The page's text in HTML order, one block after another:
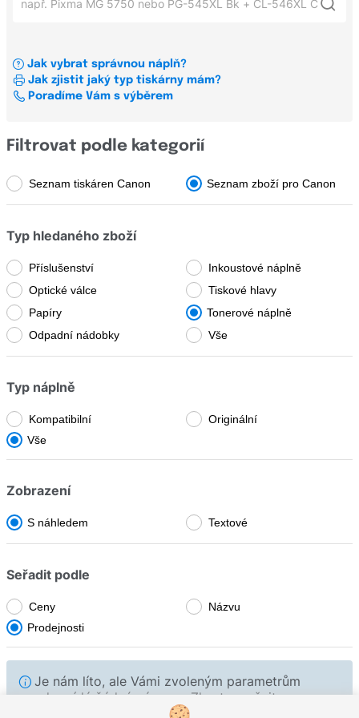
Xerox
Konfigurátor štítků a pásek pro tiskárny štítků
Všechni výrobci
Brady
Canon
Casio
Dell
Develop
Epson
Fujitsu
Fullmark
GIGAPRINT
Konica Minolta
Kyocera
Lexmark
Logo
Novus
BJC
Všechny řady
B
BJC
C
CLC
Copia
D
FX
Fax
Canon Pixma TS 5050
Canon i-Sensys MF643Cdw
Canon Pixma MG 3650
Jak vybrat správnou náplň?
Jak zjistit jaký typ tiskárny mám?
Poradíme Vám s výběrem
Filtrovat podle kategorií
Seznam tiskáren Canon Seznam zboží pro Canon
Typ hledaného zboží
Příslušenství
Inkoustové náplně
Optické válce
Tiskové hlavy
Papíry
Tonerové náplně
Odpadní nádobky
Vše
Typ náplně
Kompatibilní
Originální
Vše
Zobrazení
S náhledem Textové
Seřadit podle
Ceny
Názvu
Prodejnosti
Je nám líto, ale Vámi zvoleným parametrům
neodpovídá žádný záznam. Zkuste změnit
parametry hledání výše nebo nás neváhejte